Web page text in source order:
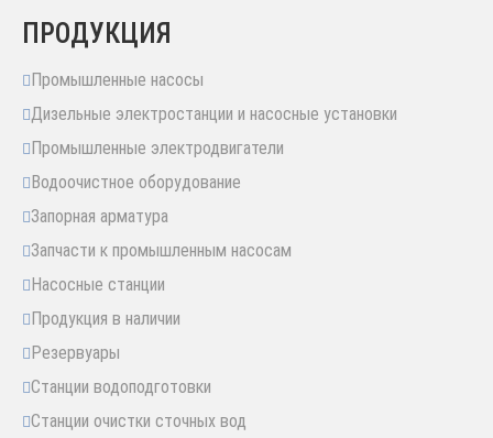
ПРОДУКЦИЯ
Промышленные насосы
Дизельные электростанции и насосные установки
Промышленные электродвигатели
Водоочистное оборудование
Запорная арматура
Запчасти к промышленным насосам
Насосные станции
Продукция в наличии
Резервуары
Станции водоподготовки
Станции очистки сточных вод